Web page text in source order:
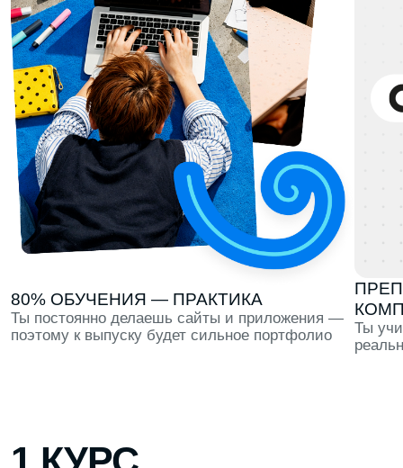
80% ОБУЧЕНИЯ — ПРАКТИКА
Ты постоянно делаешь сайты и приложения —
поэтому к выпуску будет сильное портфолио
КОМПАНИЙ
Ты учишься
реально
1 КУРС
Профориентация в течение всего первого семестра,
тест-драйв 6 направлений и первые проекты для